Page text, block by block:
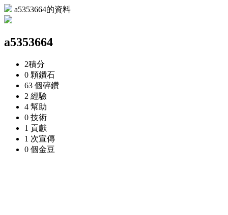
a5353664的資料
a5353664
2積分
0 顆鑽石
63 個碎鑽
2 經驗
4 幫助
0 技術
1 貢獻
1 次宣傳
0 個金豆